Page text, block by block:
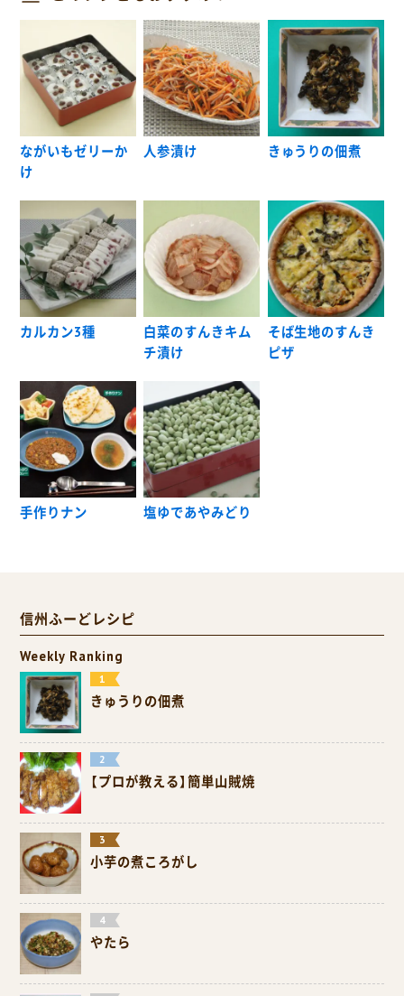
ながいもゼリーか
け
人参漬け きゅうりの佃煮
カルカン3種
白菜のすんきキム
チ漬け
そば生地のすんき
ピザ
手作りナン 塩ゆであやみどり
信州ふーどレシピ
Weekly Ranking
きゅうりの佃煮
【プロが教える】簡単山賊焼
小芋の煮ころがし
やたら